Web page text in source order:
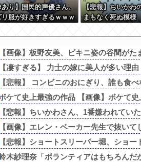
あり】国民的声優さん、
リ服が好きすぎるｗｗｗ
【悲報】ちいかわ
まもなく死ぬ模様
【画像】板野友美、ビキニ姿の谷間がた
【凄すぎる】 力士の嫁に美人が多い理
【悲報】 コンビニのおにぎり、誰も食
ケて史上最強の作品 【画像】ボケて
【悲報】ちいかわさん、1番嫌われてい
【画像】エレン・ベーカー先生で抜いて
【悲報】ショートスリーパー堀、ショ
木紗理奈「ボランティアはもちろんだ